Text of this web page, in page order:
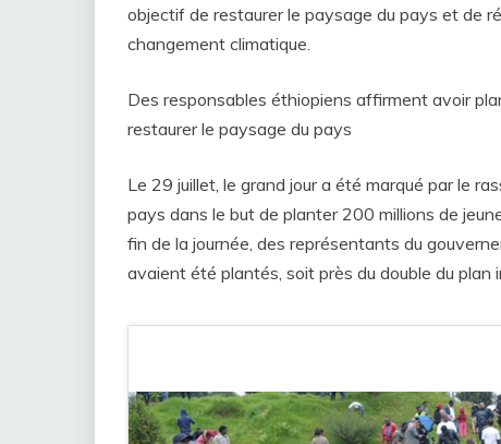
objectif de restaurer le paysage du pays et de
changement climatique.
Des responsables éthiopiens affirment avoir
restaurer le paysage du pays
Le 29 juillet, le grand jour a été marqué par le
pays dans le but de planter 200 millions de
fin de la journée, des représentants du
avaient été plantés, soit près du double du plan